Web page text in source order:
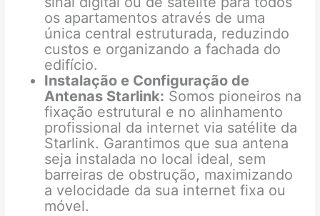
os apartamentos através de uma
única central estruturada, reduzindo
custos e organizando a fachada do
edifício.
Instalação e Configuração de
Antenas Starlink: Somos pioneiros na
fixação estrutural e no alinhamento
profissional da internet via satélite da
Starlink. Garantimos que sua antena
seja instalada no local ideal, sem
barreiras de obstrução, maximizando
a velocidade da sua internet fixa ou
móvel.